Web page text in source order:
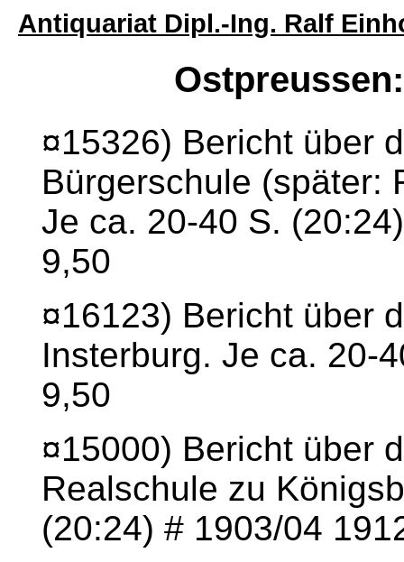
Antiquariat Dipl.-Ing. Ralf
¤15326) Bericht über
Bürgerschule (später:
Je ca. 20-40 S.
9,50
¤16123) Bericht über
Insterburg. Je ca. 20-
9,50
¤15000) Bericht über
Realschule zu
(20:24) # 1903/04